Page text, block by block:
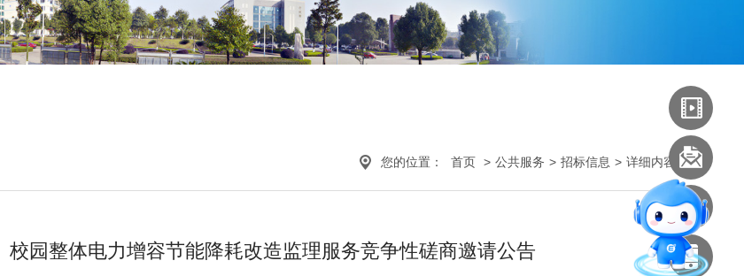
您的位置： 首页 > 公共服务 > 招标信息 > 详细内容
校园整体电力增容节能降耗改造监理服务竞争性磋商邀请公告